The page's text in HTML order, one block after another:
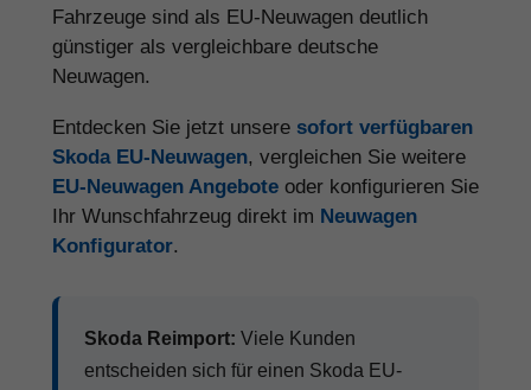
Fahrzeuge sind als EU-Neuwagen deutlich
günstiger als vergleichbare deutsche
Neuwagen.
Entdecken Sie jetzt unsere sofort verfügbaren
Skoda EU-Neuwagen, vergleichen Sie weitere
EU-Neuwagen Angebote oder konfigurieren Sie
Ihr Wunschfahrzeug direkt im Neuwagen
Konfigurator.
Skoda Reimport: Viele Kunden
entscheiden sich für einen Skoda EU-